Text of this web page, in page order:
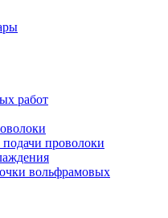
работ
проволоки
вольфрамовых